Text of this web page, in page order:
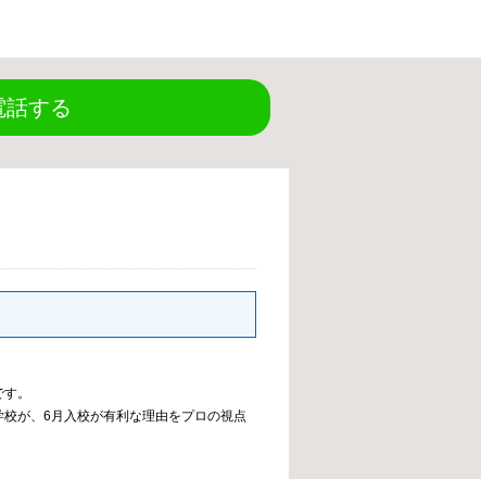
話する
。
が、6月入校が有利な理由をプロの視点